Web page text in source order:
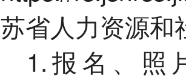
苏省人力资源和
1.报名、照